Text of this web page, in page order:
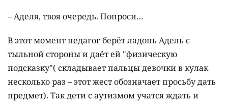
– Аделя, твоя очередь. Попроси…
В этот момент педагог берёт ладонь Адель с
тыльной стороны и даёт ей "физическую
подсказку"( складывает пальцы девочки в кулак
несколько раз – этот жест обозначает просьбу дать
предмет). Так дети с аутизмом учатся ждать и